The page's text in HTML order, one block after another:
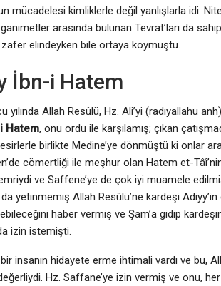
mücadelesi kimliklerle değil yanlışlarla idi.
arasında bulunan Tevrat’ları da
zafer elindeyken bile ortaya koymuştu.
İbn-i Hatem
yılında Allah Resûlü, Hz. Ali’yi (radıyallahu
Hatem, onu ordu ile karşılamış; çıkan
birlikte Medine’ye dönmüştü ki onlar
cömertliği ile meşhur olan Hatem et-
ve Saffene’ye de çok iyi muamele
yetinmemiş Allah Resûlü’ne kardeşi Adiyy’in
haber vermiş ve Şam’a gidip
izin istemişti.
insanın hidayete erme ihtimali vardı ve bu,
Hz. Saffane’ye izin vermiş ve onu, her